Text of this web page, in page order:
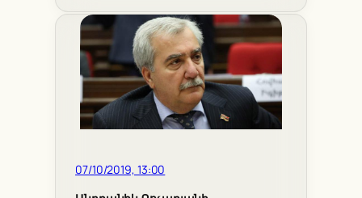
07/10/2019, 13:00